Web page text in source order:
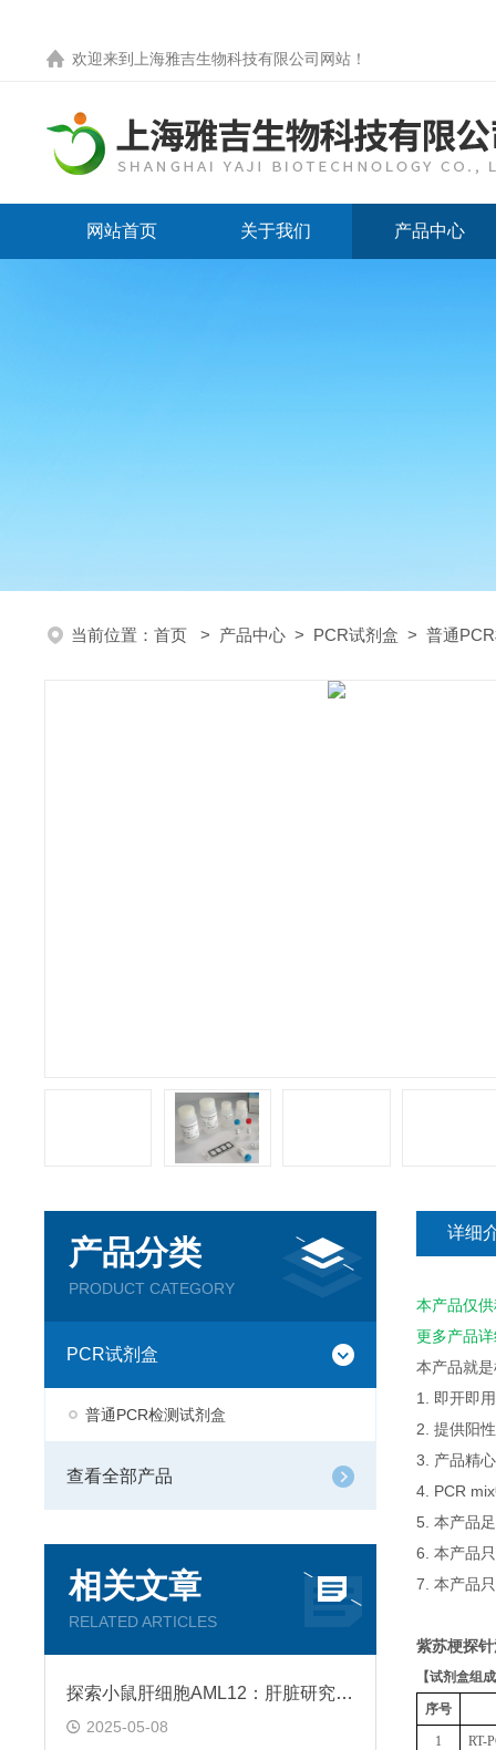
欢迎来到 上海雅吉生物科技有限公司网站 ！
网站首页 关于我们 产品中心
当前位置： 首页 > 产品中心 > PCR试剂盒 > 普通
产品分类
PRODUCT CATEGORY
PCR试剂盒
普通PCR检测试剂盒
查看全部产品
相关文章
RELATED ARTICLES
探索小鼠肝细胞AML12：肝脏研究的新窗口
2025-05-08
详细
本产品仅
更多产品
本产品就
1. 即开即
2. 提供阳
3. 产品精
4. PCR
5. 本产品
6. 本产品
7. 本产品
紫苏梗探
【试剂盒组成
序号
1 RT-